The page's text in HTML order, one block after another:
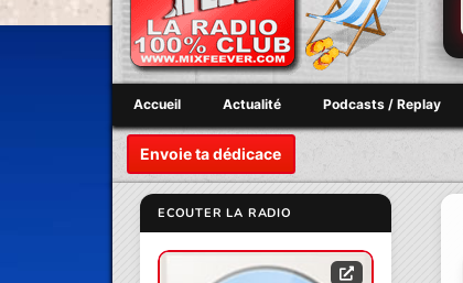
Accueil Actualité Podcasts / Replay
Envoie ta dédicace
ECOUTER LA RADIO